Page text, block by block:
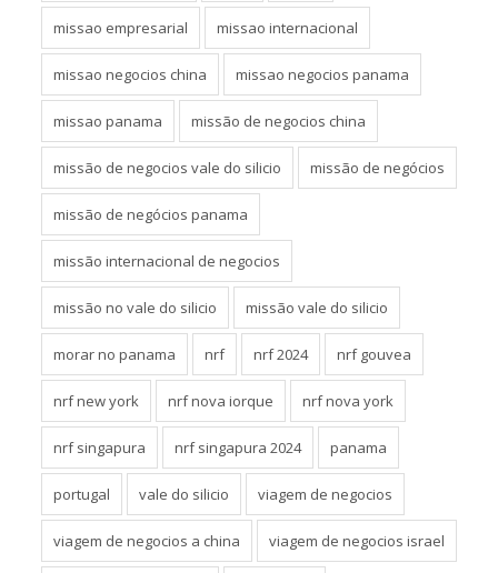
missao empresarial missao internacional
missao negocios china missao negocios panama
missao panama missão de negocios china
missão de negocios vale do silicio missão de negócios
missão de negócios panama
missão internacional de negocios
missão no vale do silicio missão vale do silicio
morar no panama nrf nrf 2024 nrf gouvea
nrf new york nrf nova iorque nrf nova york
nrf singapura nrf singapura 2024 panama
portugal vale do silicio viagem de negocios
viagem de negocios a china viagem de negocios israel